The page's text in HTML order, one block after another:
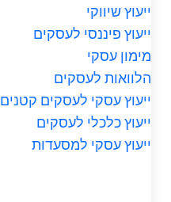
ייעוץ שיווקי
ייעוץ פיננסי לעסקים
מימון עסקי
הלוואות לעסקים
ייעוץ עסקי לעסקים קטנים
ייעוץ כלכלי לעסקים
ייעוץ עסקי למסעדות